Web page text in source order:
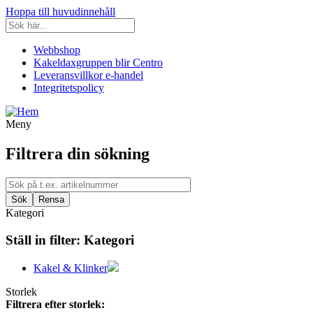
Hoppa till huvudinnehåll
Webbshop
Kakeldaxgruppen blir Centro
Leveransvillkor e-handel
Integritetspolicy
Meny
Filtrera din sökning
Kategori
Ställ in filter: Kategori
Kakel & Klinker
Storlek
Filtrera efter storlek: